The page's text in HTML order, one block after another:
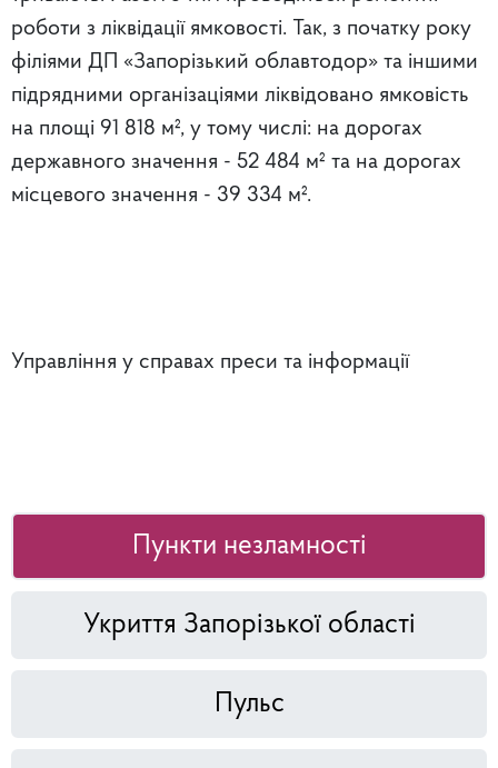
роботи з ліквідації ямковості. Так, з початку року
філіями ДП «Запорізький облавтодор» та іншими
підрядними організаціями ліквідовано ямковість
на площі 91 818 м², у тому числі: на дорогах
державного значення - 52 484 м² та на дорогах
місцевого значення - 39 334 м².
Управління у справах преси та інформації
Пункти незламності
Укриття Запорізької області
Пульс